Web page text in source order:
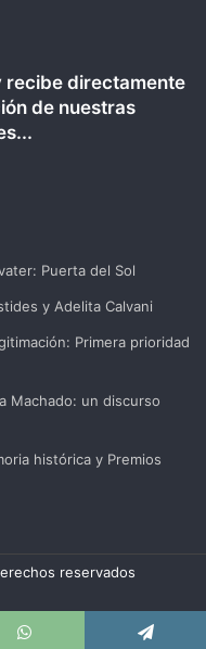
recibe directamente
de nuestras
Puerta del Sol
y Adelita Calvani
Primera prioridad
Machado: un discurso
histórica y Premios
reservados